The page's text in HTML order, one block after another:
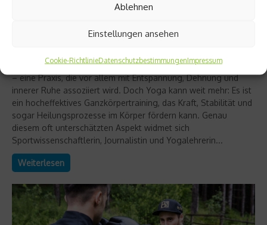
Ablehnen
Einstellungen ansehen
Cookie-RichtlinieDatenschutzbestimmungenImpressum
Christine Bielecki über ihr Buch „Yoga Power“
Yoga gilt für viele als sanfter Ausgleich zum hektischen Alltag
– eine Praxis, die vor allem mit Entspannung, Dehnung und
innerer Ruhe assoziiert wird. Doch Yoga kann weit mehr: Es ist
ein hocheffektives Ganzkörpertraining, das Kraft, Stabilität und
sogar Heilungsprozesse im Körper fördern kann. Genau
diesem oft unterschätzten Aspekt widmet sich
Sportwissenschaftlerin, Journalistin und Yogalehrerin...
Weiterlesen